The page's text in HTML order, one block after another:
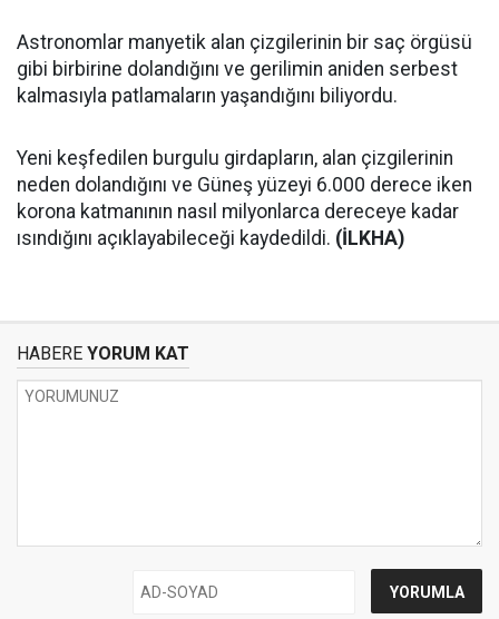
Astronomlar manyetik alan çizgilerinin bir saç örgüsü
gibi birbirine dolandığını ve gerilimin aniden serbest
kalmasıyla patlamaların yaşandığını biliyordu.
Yeni keşfedilen burgulu girdapların, alan çizgilerinin
neden dolandığını ve Güneş yüzeyi 6.000 derece iken
korona katmanının nasıl milyonlarca dereceye kadar
ısındığını açıklayabileceği kaydedildi. (İLKHA)
HABERE YORUM KAT